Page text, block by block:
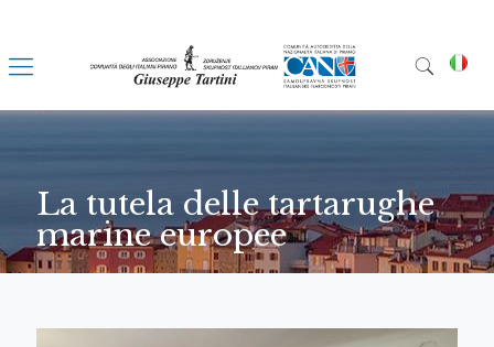
La tutela delle tartarughe
marine europee